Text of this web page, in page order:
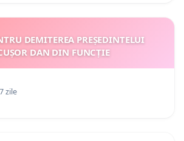
DEMITEREA PREȘEDINTELUI
DAN DIN FUNCȚIE
zile